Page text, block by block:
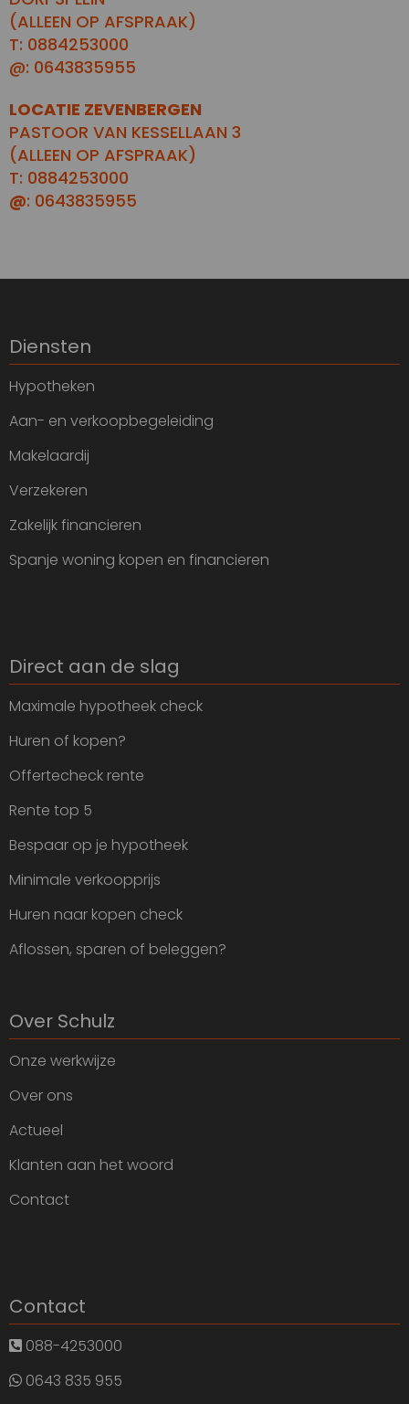
(ALLEEN OP AFSPRAAK)
T: 0884253000
@: 0643835955
LOCATIE ZEVENBERGEN
PASTOOR VAN KESSELLAAN 3
(ALLEEN OP AFSPRAAK)
T: 0884253000
@: 0643835955
Diensten
Hypotheken
Aan- en verkoopbegeleiding
Makelaardij
Verzekeren
Zakelijk financieren
Spanje woning kopen en financieren
Direct aan de slag
Maximale hypotheek check
Huren of kopen?
Offertecheck rente
Rente top 5
Bespaar op je hypotheek
Minimale verkoopprijs
Huren naar kopen check
Aflossen, sparen of beleggen?
Over Schulz
Onze werkwijze
Over ons
Actueel
Klanten aan het woord
Contact
Contact
088-4253000
0643 835 955